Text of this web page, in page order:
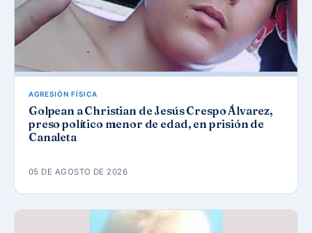
AGRESIÓN FÍSICA
Golpean a Christian de Jesús Crespo Álvarez,
preso político menor de edad, en prisión de
Canaleta
05 DE AGOSTO DE 2026